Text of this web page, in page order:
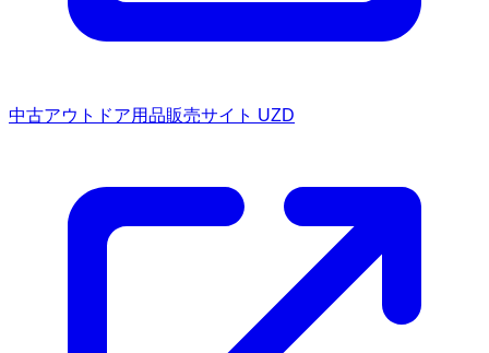
中古アウトドア用品販売サイト UZD